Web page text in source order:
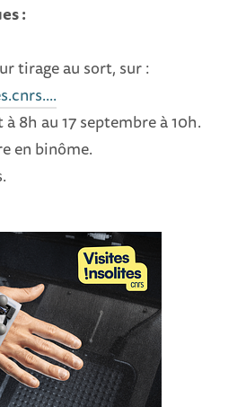
:
tirage au sort, sur :
8h au 17 septembre à 10h.
en binôme.